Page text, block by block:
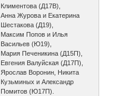
Климентова (Д17В),
Анна Журова и Екатерина
Шестакова (Д19),
Максим Попов и Илья
Васильев (Ю19),
Мария Печеникина (Д15П),
Евгения Валуйская (Д17П),
Ярослав Воронин, Никита
Кузьминых и Александр
Помитов (Ю17П).